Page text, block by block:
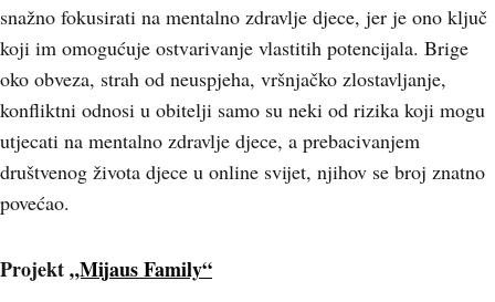
snažno fokusirati na mentalno zdravlje djece, jer je ono ključ
koji im omogućuje ostvarivanje vlastitih potencijala. Brige
oko obveza, strah od neuspjeha, vršnjačko zlostavljanje,
konfliktni odnosi u obitelji samo su neki od rizika koji mogu
utjecati na mentalno zdravlje djece, a prebacivanjem
društvenog života djece u online svijet, njihov se broj znatno
povećao.
Projekt„Mijaus Family“